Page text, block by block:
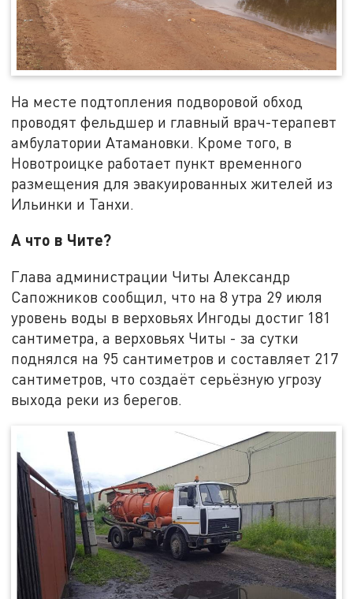
На месте подтопления подворовой обход
проводят фельдшер и главный врач-терапевт
амбулатории Атамановки. Кроме того, в
Новотроицке работает пункт временного
размещения для эвакуированных жителей из
Ильинки и Танхи.
А что в Чите?
Глава администрации Читы Александр
Сапожников сообщил, что на 8 утра 29 июля
уровень воды в верховьях Ингоды достиг 181
сантиметра, а верховьях Читы - за сутки
поднялся на 95 сантиметров и составляет 217
сантиметров, что создаёт серьёзную угрозу
выхода реки из берегов.